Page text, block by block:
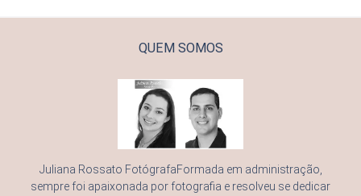
QUEM SOMOS
Juliana Rossato FotógrafaFormada em administração,
sempre foi apaixonada por fotografia e resolveu se dedicar